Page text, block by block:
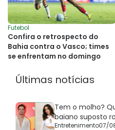
Futebol
Confira o retrospecto do
Bahia contra o Vasco; times
se enfrentam no domingo
Últimas notícias
Tem o molho?
baiano suposto
Entretenimento07/